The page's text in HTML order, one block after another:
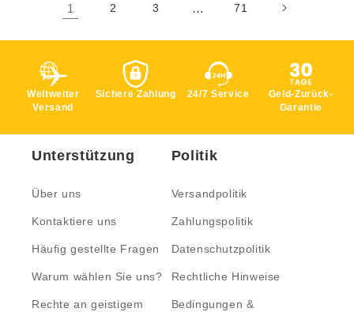
1 2 3 … 71
Weltweiter
Versand
Sichere Zahlung 24/7 Service
Geld-Zurück-
Garantie
Unterstützung
Über uns
Kontaktiere uns
Häufig gestellte Fragen
Warum wählen Sie uns?
Rechte an geistigem
Politik
Versandpolitik
Zahlungspolitik
Datenschutzpolitik
Rechtliche Hinweise
Bedingungen &